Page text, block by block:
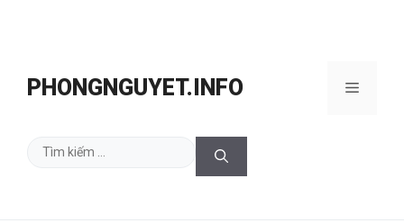
PHONGNGUYET.INFO Menu
Tìm